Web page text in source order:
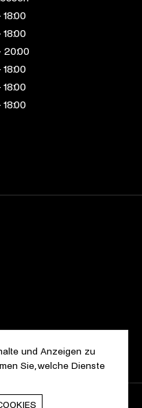
20:00
und Anzeigen zu
Sie, welche Dienste